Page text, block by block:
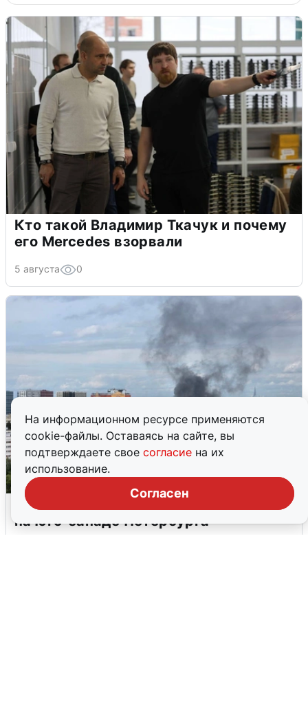
На информационном ресурсе применяются
cookie-файлы. Оставаясь на сайте, вы
подтверждаете свое согласие на их
использование.
Согласен
Кто такой Владимир Ткачук и почему
его Mercedes взорвали
5 августа 0
Очевидцы сообщили о столбе дыма
на юго-западе Петербурга